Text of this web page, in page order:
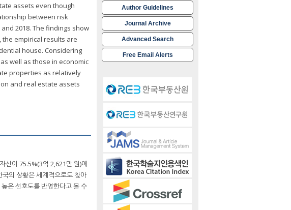
Author Guidelines
Journal Archive
Advanced Search
Free Email Alerts
assets even though
between risk
2018. The findings show
empirical results are
house. Considering
well as those in economic
properties as relatively
and real estate assets
산이 75.5%(3억 2,621만 원)에
의 상황은 세계적으로도 찾아
은 선호도를 반영한다고 볼 수